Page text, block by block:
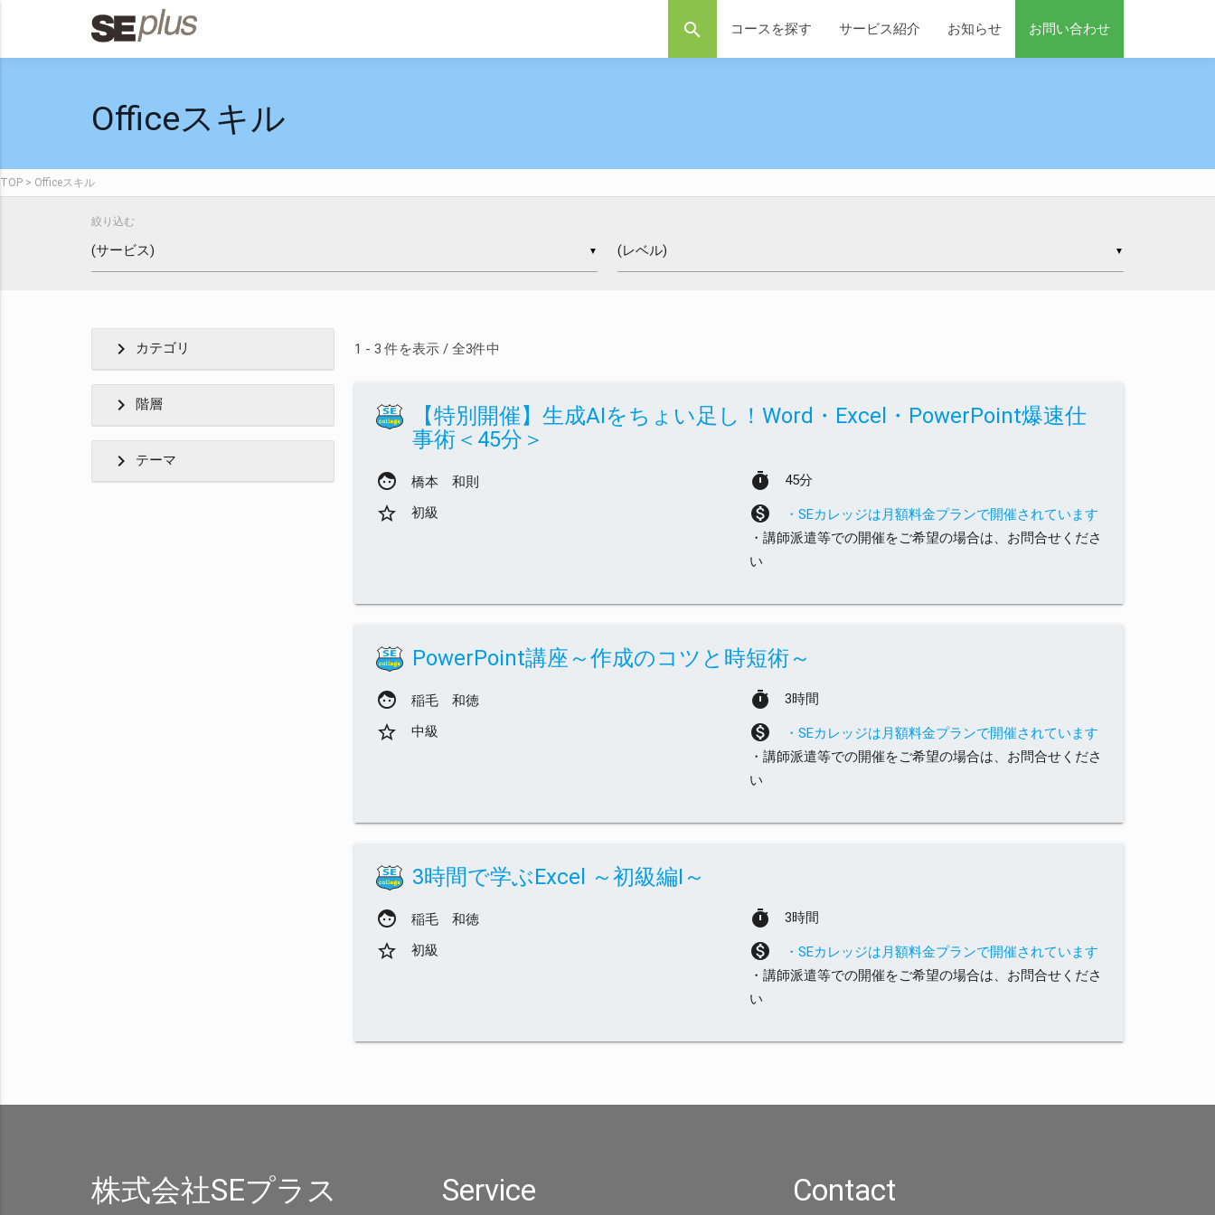
search コースを探す サービス紹介 お知らせ お問い合わせ
Officeスキル
TOP Officeスキル
絞り込む
▼ ▼
chevron_right カテゴリ
chevron_right 階層
chevron_right テーマ
1 - 3 件を表示 / 全3件中
【特別開催】生成AIをちょい足し！Word・Excel・PowerPoint爆速仕
事術＜45分＞
face 橋本 和則 timer 45分
star_border 初級 monetization_on
・SEカレッジは月額料金プランで開催されています
・講師派遣等での開催をご希望の場合は、お問合せくださ
い
PowerPoint講座～作成のコツと時短術～
face 稲毛 和徳 timer 3時間
star_border 中級 monetization_on
・SEカレッジは月額料金プランで開催されています
・講師派遣等での開催をご希望の場合は、お問合せくださ
い
3時間で学ぶExcel ～初級編Ⅰ～
face 稲毛 和徳 timer 3時間
star_border 初級 monetization_on
・SEカレッジは月額料金プランで開催されています
・講師派遣等での開催をご希望の場合は、お問合せくださ
い
株式会社SEプラス Service Contact